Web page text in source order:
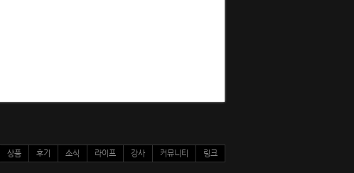
상품 후기 소식 라이프 강사 커뮤니티 링크